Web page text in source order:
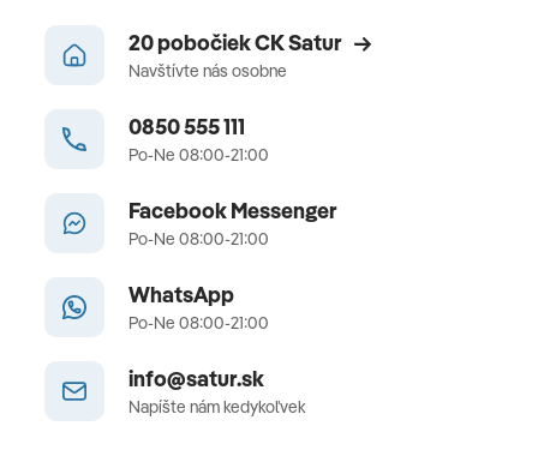
20 pobočiek CK Satur
Navštívte nás osobne
0850 555 111
Po-Ne 08:00-21:00
Facebook Messenger
Po-Ne 08:00-21:00
WhatsApp
Po-Ne 08:00-21:00
info@satur.sk
Napíšte nám kedykoľvek